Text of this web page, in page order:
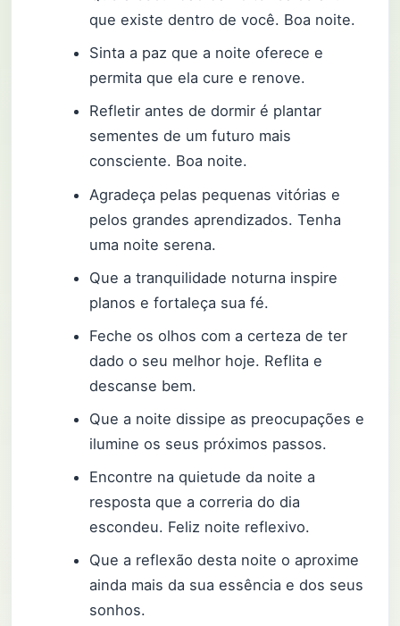
que existe dentro de você. Boa noite.
Sinta a paz que a noite oferece e
permita que ela cure e renove.
Refletir antes de dormir é plantar
sementes de um futuro mais
consciente. Boa noite.
Agradeça pelas pequenas vitórias e
pelos grandes aprendizados. Tenha
uma noite serena.
Que a tranquilidade noturna inspire
planos e fortaleça sua fé.
Feche os olhos com a certeza de ter
dado o seu melhor hoje. Reflita e
descanse bem.
Que a noite dissipe as preocupações e
ilumine os seus próximos passos.
Encontre na quietude da noite a
resposta que a correria do dia
escondeu. Feliz noite reflexivo.
Que a reflexão desta noite o aproxime
ainda mais da sua essência e dos seus
sonhos.